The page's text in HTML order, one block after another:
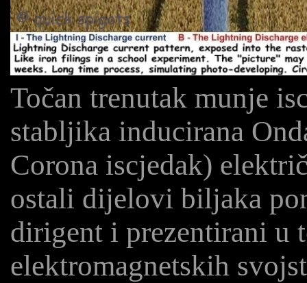
Točan trenutak munje
stabljika inducirana
Corona iscjedak)
ostali dijelovi biljaka
dirigent i prezentirani u
elektromagnetskih